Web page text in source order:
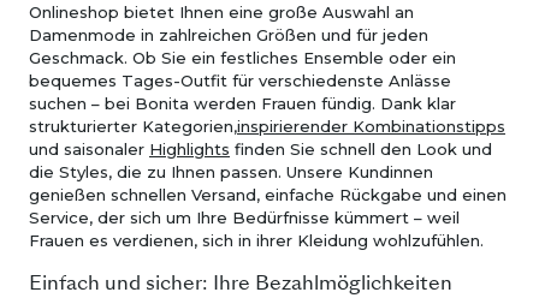
Onlineshop bietet Ihnen eine große Auswahl an
Damenmode in zahlreichen Größen und für jeden
Geschmack. Ob Sie ein festliches Ensemble oder ein
bequemes Tages-Outfit für verschiedenste Anlässe
suchen – bei Bonita werden Frauen fündig. Dank klar
strukturierter Kategorien,inspirierender Kombinationstipps
und saisonaler Highlights finden Sie schnell den Look und
die Styles, die zu Ihnen passen. Unsere Kundinnen
genießen schnellen Versand, einfache Rückgabe und einen
Service, der sich um Ihre Bedürfnisse kümmert – weil
Frauen es verdienen, sich in ihrer Kleidung wohlzufühlen.
Einfach und sicher: Ihre Bezahlmöglichkeiten